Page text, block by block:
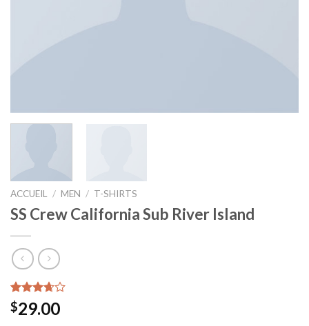
ACCUEIL / MEN / T-SHIRTS
SS Crew California Sub River Island
Noté
3.67 sur
3
$29.00